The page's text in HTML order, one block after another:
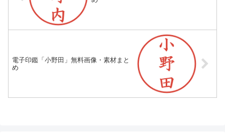
電子印鑑「小野田」無料画像・素材まと
め